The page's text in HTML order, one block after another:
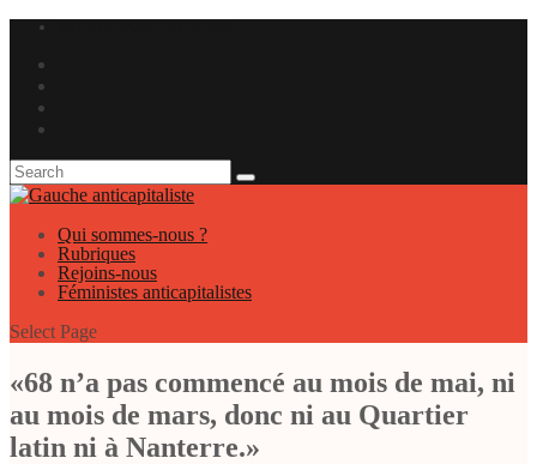
Qui sommes-nous ?
Rubriques
Rejoins-nous
Féministes anticapitalistes
Select Page
«68 n’a pas commencé au mois de mai, ni
au mois de mars, donc ni au Quartier
latin ni à Nanterre.»